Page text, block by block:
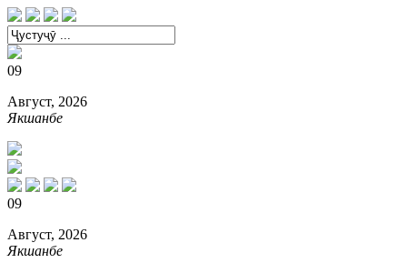
09
Август, 2026
Якшанбе
09
Август, 2026
Якшанбе